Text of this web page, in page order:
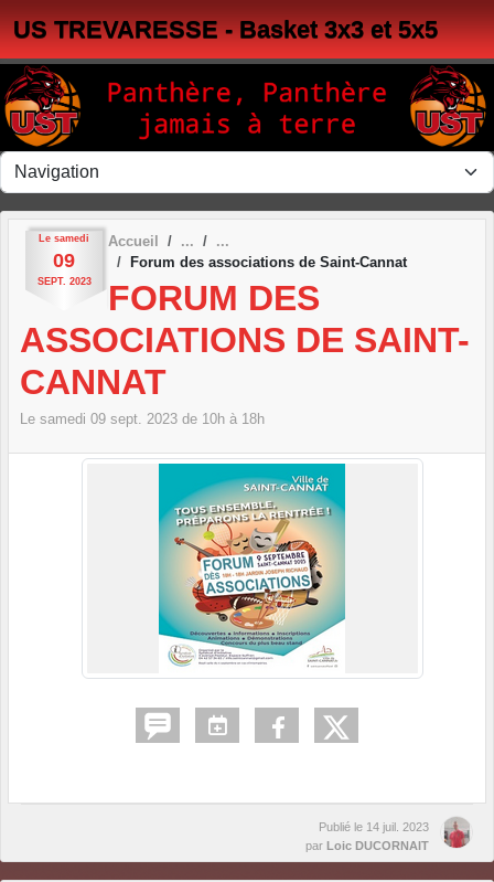
US TREVARESSE - Basket 3x3 et 5x5
Le samedi
09
SEPT. 2023
Accueil
Forum des associations de Saint-Cannat
FORUM DES
ASSOCIATIONS DE SAINT-
CANNAT
Le samedi 09 sept. 2023 de 10h à 18h
Publié le 14 juil. 2023
par Loic DUCORNAIT